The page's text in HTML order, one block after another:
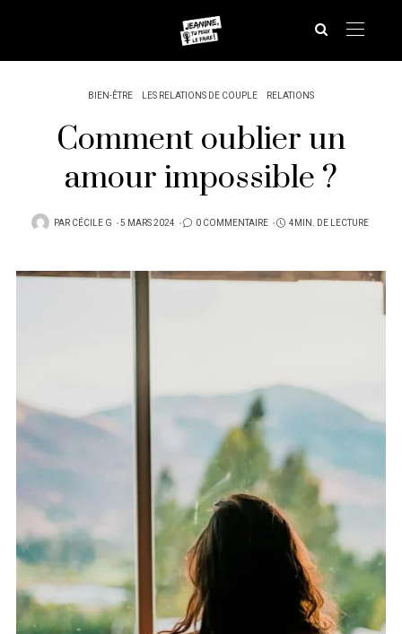
BIEN-ÊTRE LES RELATIONS DE COUPLE RELATIONS
Comment oublier un
amour impossible ?
PAR CÉCILE G
PUBLIÉ
5 MARS 2024 0 COMMENTAIRE 4MIN. DE LECTURE